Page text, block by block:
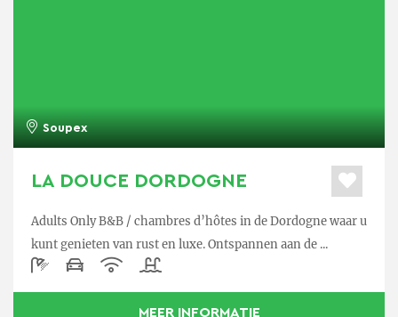
Soupex
LA DOUCE DORDOGNE
Adults Only B&B / chambres d’hôtes in de Dordogne waar u
kunt genieten van rust en luxe. Ontspannen aan de ...
MEER INFORMATIE